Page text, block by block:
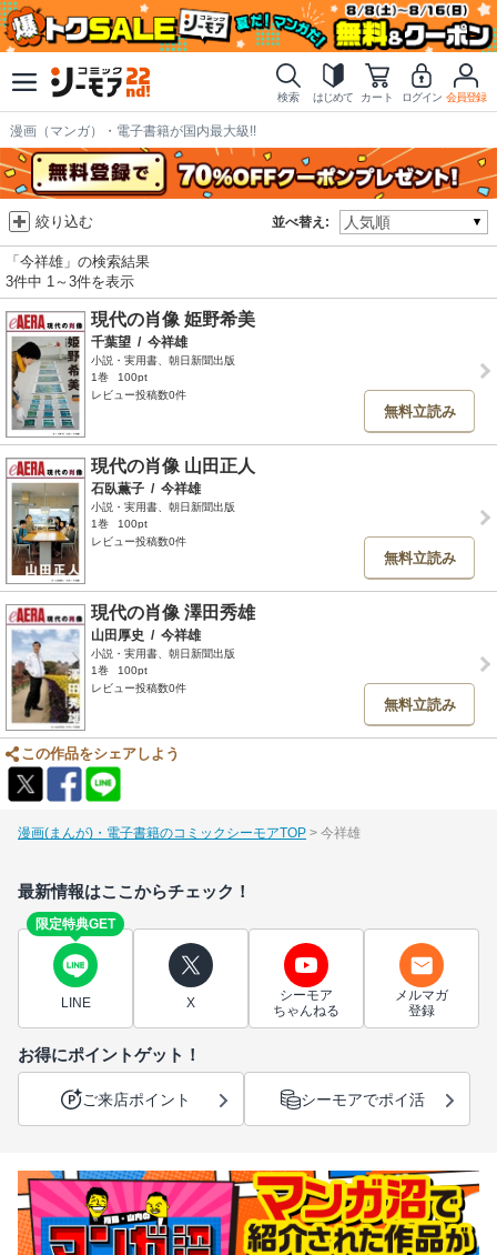
検索 はじめて カート ログイン 会員登録
漫画（マンガ）・電子書籍が国内最大級!!
並べ替え:
絞り込む
「今祥雄」の検索結果
3件中 1～3件を表示
現代の肖像 姫野希美
千葉望 / 今祥雄
小説・実用書、朝日新聞出版
1巻
100pt
レビュー投稿数0件
無料立読み
現代の肖像 山田正人
石臥薫子 / 今祥雄
小説・実用書、朝日新聞出版
1巻
100pt
レビュー投稿数0件
無料立読み
現代の肖像 澤田秀雄
山田厚史 / 今祥雄
小説・実用書、朝日新聞出版
1巻
100pt
レビュー投稿数0件
無料立読み
この作品をシェアしよう
漫画(まんが)・電子書籍のコミックシーモアTOP 今祥雄
最新情報はここからチェック！
限定特典GET
LINE X
シーモア
ちゃんねる
メルマガ
登録
お得にポイントゲット！
ご来店ポイント シーモアでポイ活